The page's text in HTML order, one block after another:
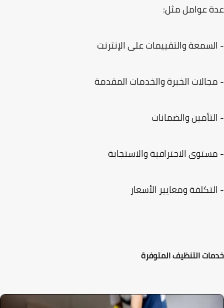
عوامل مثل:
والتقييمات على الإنترنت
الخبرة والخدمات المقدمة
والضمانات
الاحترافية والاستجابة
ومعايير الأسعار
التنظيف المتوفرة